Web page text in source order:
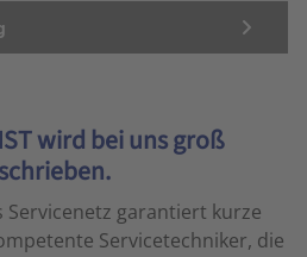
wird bei uns groß
Servicenetz garantiert kurze
Servicetechniker, die